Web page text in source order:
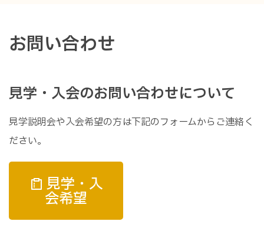
お問い合わせ
見学・入会のお問い合わせについて
見学説明会や入会希望の方は下記のフォームからご連絡く
ださい。
見学・入
会希望